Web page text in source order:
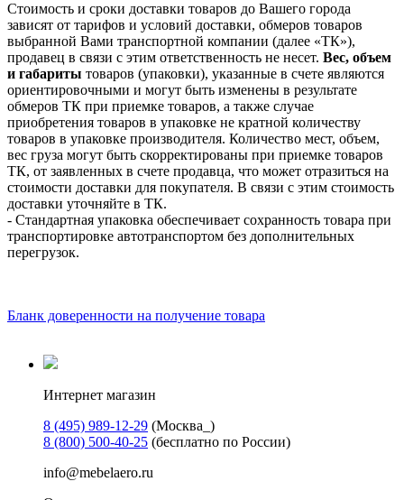
Стоимость и сроки доставки товаров до Вашего города
зависят от тарифов и условий доставки, обмеров товаров
выбранной Вами транспортной компании (далее «ТК»),
продавец в связи с этим ответственность не несет. Вес, объем
и габариты товаров (упаковки), указанные в счете являются
ориентировочными и могут быть изменены в результате
обмеров ТК при приемке товаров, а также случае
приобретения товаров в упаковке не кратной количеству
товаров в упаковке производителя. Количество мест, объем,
вес груза могут быть скорректированы при приемке товаров
ТК, от заявленных в счете продавца, что может отразиться на
стоимости доставки для покупателя. В связи с этим стоимость
доставки уточняйте в ТК.
- Стандартная упаковка обеспечивает сохранность товара при
транспортировке автотранспортом без дополнительных
перегрузок.
Бланк доверенности на получение товара
Интернет магазин
8 (495) 989-12-29 (Москва_)
8 (800) 500-40-25 (бесплатно по России)
info@mebelaero.ru